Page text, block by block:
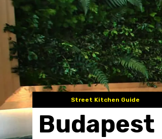
Street Kitchen Guide
Budapest